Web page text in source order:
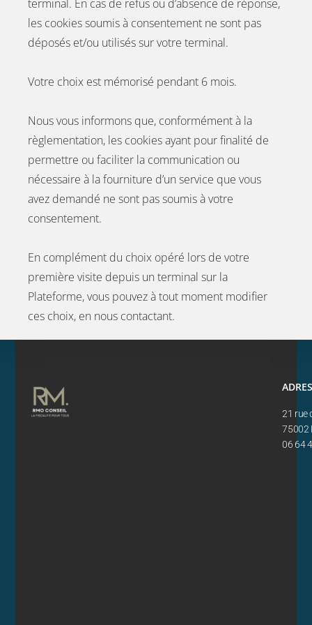
terminal. En cas de refus ou d’absence de réponse,
les cookies soumis à consentement ne sont pas
déposés et/ou utilisés sur votre terminal.
Votre choix est mémorisé pendant 6 mois.
Nous vous informons que, conformément à la
règlementation, les cookies ayant pour finalité de
permettre ou faciliter la communication ou
nécessaire à la fourniture d’un service que vous
avez demandé ne sont pas soumis à votre
consentement.
En complément du choix opéré lors de votre
première visite depuis un terminal sur la
Plateforme, vous pouvez à tout moment modifier
ces choix, en nous contactant.
21 rue
75002
06 64